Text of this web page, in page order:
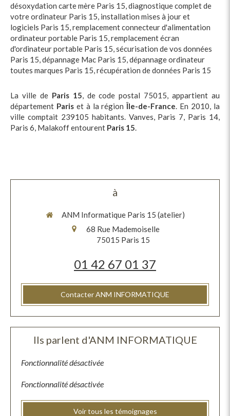
désoxydation carte mère Paris 15,diagnostique complet de
votre ordinateur Paris 15, installation mises à jour et
logiciels Paris 15,remplacement connecteur d'alimentation
ordinateur portable Paris 15,remplacement écran
d'ordinateur portable Paris 15,sécurisation de vos données
Paris 15,dépannage Mac Paris 15,dépannage ordinateur
toutes marques Paris 15,récupération de données Paris 15
La ville de Paris 15, de code postal 75015, appartient au
département Pariset à la régionÎle-de-France. En 2010, la
ville comptait 239105 habitants. Vanves, Paris 7, Paris 14,
Paris 6, Malakoff entourent Paris 15.
à
ANM Informatique Paris 15 (atelier)
68 Rue Mademoiselle
75015 Paris 15
01 42 67 01 37
Contacter ANM INFORMATIQUE
Ils parlent d'ANM INFORMATIQUE
Fonctionnalité désactivée
Fonctionnalité désactivée
Voir tous les témoignages